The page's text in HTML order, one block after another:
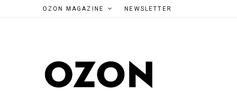
OZON MAGAZINE NEWSLETTER